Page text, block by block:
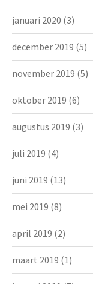
januari 2020 (3)
december 2019 (5)
november 2019 (5)
oktober 2019 (6)
augustus 2019 (3)
juli 2019 (4)
juni 2019 (13)
mei 2019 (8)
april 2019 (2)
maart 2019 (1)